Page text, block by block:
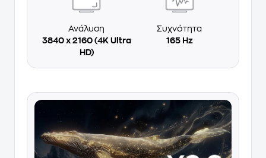
Ανάλυση
3840 x 2160 (4K Ultra
HD)
Συχνότητα
165 Hz